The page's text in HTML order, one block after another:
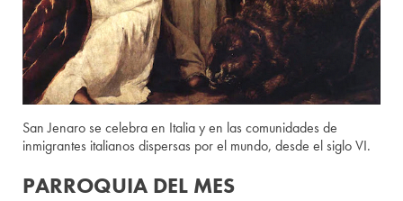
San Jenaro se celebra en Italia y en las comunidades de
inmigrantes italianos dispersas por el mundo, desde el siglo VI.
PARROQUIA DEL MES